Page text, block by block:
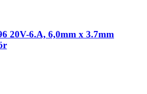
20V-6.A, 6,0mm x 3.7mm